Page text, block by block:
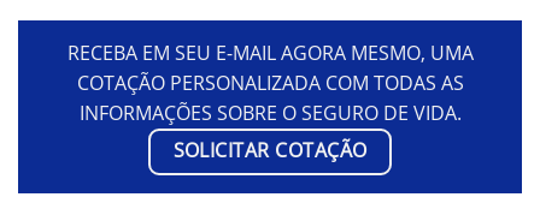
RECEBA EM SEU E-MAIL AGORA MESMO, UMA
COTAÇÃO PERSONALIZADA COM TODAS AS
INFORMAÇÕES SOBRE O SEGURO DE VIDA.
SOLICITAR COTAÇÃO